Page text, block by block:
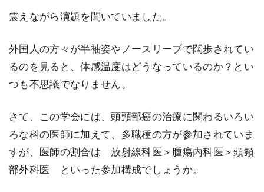
震えながら演題を聞いていました。
外国人の方々が半袖姿やノースリーブで闊歩されてい
るのを見ると、体感温度はどうなっているのか？とい
つも不思議でなりません。
さて、この学会には、頭頸部癌の治療に関わるいろい
ろな科の医師に加えて、多職種の方が参加されていま
すが、医師の割合は 放射線科医＞腫瘍内科医＞頭頸
部外科医 といった参加構成でしょうか。